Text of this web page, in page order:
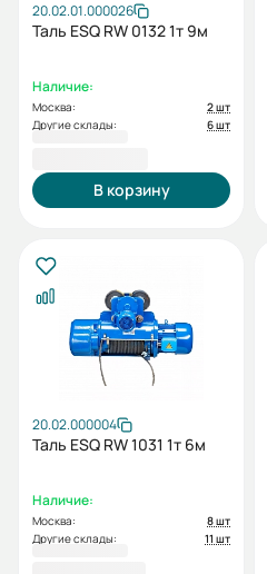
20.02.01.000026
Таль ESQ RW 0132 1т 9м
Наличие:
Москва:
2 шт
Другие склады:
6 шт
В корзину
20.02.000004
Таль ESQ RW 1031 1т 6м
Наличие:
Москва:
8 шт
Другие склады:
11 шт